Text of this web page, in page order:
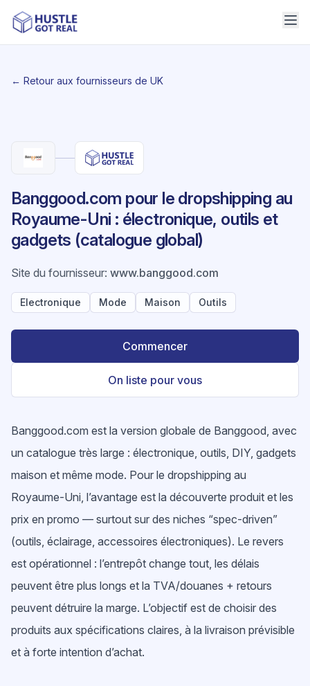
← Retour aux fournisseurs de UK
Banggood.com pour le dropshipping au
Royaume-Uni : électronique, outils et
gadgets (catalogue global)
Site du fournisseur: www.banggood.com
Electronique Mode Maison Outils
Commencer
On liste pour vous
Banggood.com est la version globale de Banggood, avec
un catalogue très large : électronique, outils, DIY, gadgets
maison et même mode. Pour le dropshipping au
Royaume-Uni, l’avantage est la découverte produit et les
prix en promo — surtout sur des niches “spec-driven”
(outils, éclairage, accessoires électroniques). Le revers
est opérationnel : l’entrepôt change tout, les délais
peuvent être plus longs et la TVA/douanes + retours
peuvent détruire la marge. L’objectif est de choisir des
produits aux spécifications claires, à la livraison prévisible
et à forte intention d’achat.